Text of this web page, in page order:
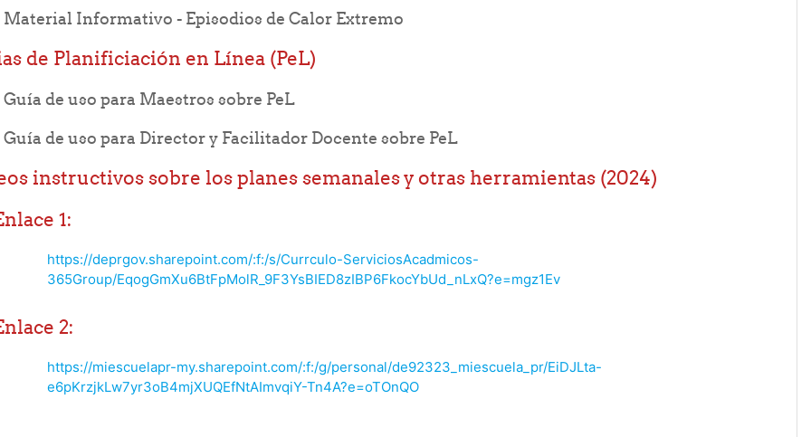
Material Informativo - Episodios de Calor Extremo
Folder
de Planificiación en Línea (PeL)
Guía de uso para Maestros sobre PeL
File
Guía de uso para Director y Facilitador Docente sobre PeL
File
instructivos sobre los planes semanales y otras herramientas (2024)
1:
https://deprgov.sharepoint.com/:f:/s/Currculo-ServiciosAcadmicos-
365Group/EqogGmXu6BtFpMolR_9F3YsBIED8zIBP6FkocYbUd_nLxQ?e=mgz1Ev
2:
https://miescuelapr-my.sharepoint.com/:f:/g/personal/de92323_miescuela_pr/EiDJLta-
e6pKrzjkLw7yr3oB4mjXUQEfNtAImvqiY-Tn4A?e=oTOnQO